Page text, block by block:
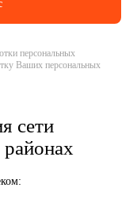
персональных
Ваших персональных
сети